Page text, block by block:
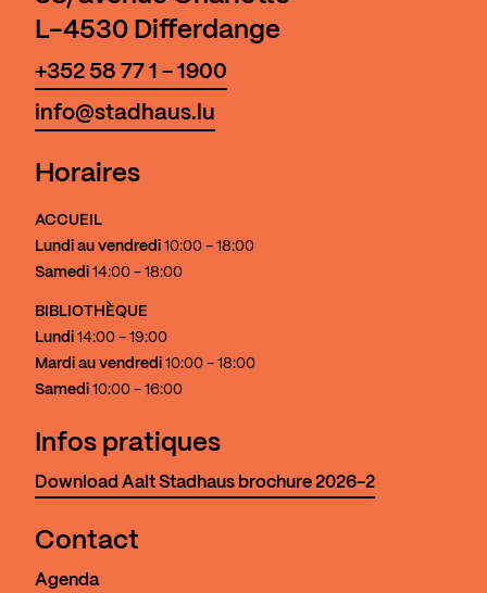
L-4530 Differdange
+352 58 77 1 - 1900
info@stadhaus.lu
Horaires
ACCUEIL
Lundi au vendredi 10:00 - 18:00
Samedi 14:00 - 18:00
BIBLIOTHÈQUE
Lundi 14:00 - 19:00
Mardi au vendredi 10:00 - 18:00
Samedi 10:00 - 16:00
Infos pratiques
Download Aalt Stadhaus brochure 2026-2
Contact
Agenda